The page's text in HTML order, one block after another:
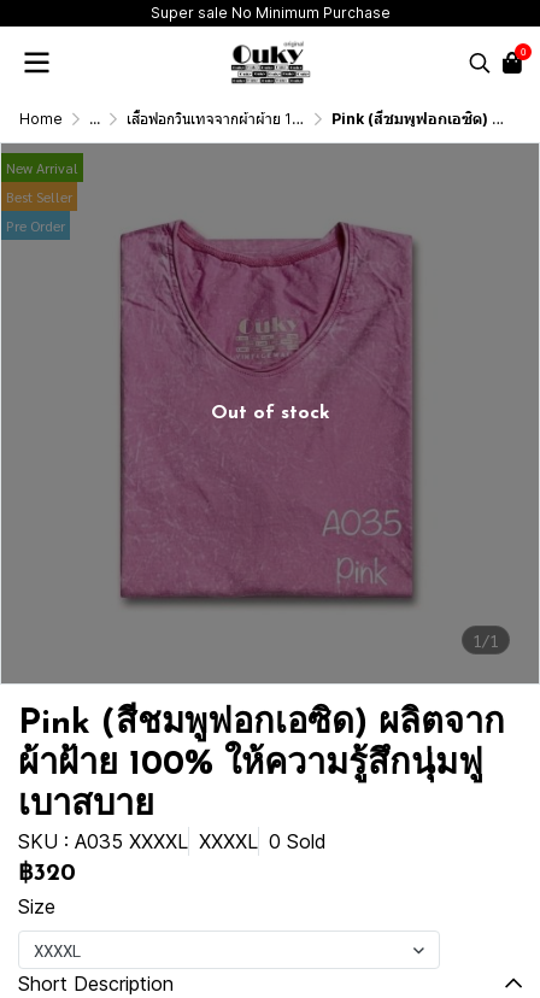
Super sale No Minimum Purchase
0
Home ... เสื้อฟอกวินเทจจากผ้าผ้าย 100 เปอร์เซนต์ รุ่นดั้งเดิม (T-Shirt Originai Vintage Washed Cotton 100%) Pink (สีชมพูฟอกเอซิด) ผลิตจากผ้าฝ้าย 100% ให้ความรู้สึกนุ่มฟู เบาสบาย
1/1
New Arrival
Best Seller
Pre Order
Out of stock
Pink (สีชมพูฟอกเอซิด) ผลิตจาก
ผ้าฝ้าย 100% ให้ความรู้สึกนุ่มฟู
เบาสบาย
SKU : A035 XXXXL XXXXL 0 Sold
฿320
Size
XXXXL
Short Description